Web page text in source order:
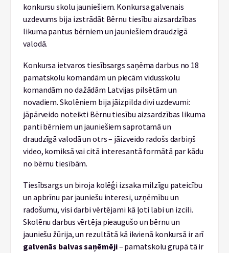
konkursu skolu jauniešiem. Konkursa galvenais
uzdevums bija izstrādāt Bērnu tiesību aizsardzības
likuma pantus bērniem un jauniešiem draudzīgā
valodā.
Konkursa ietvaros tiesībsargs saņēma darbus no 18
pamatskolu komandām un piecām vidusskolu
komandām no dažādām Latvijas pilsētām un
novadiem. Skolēniem bija jāizpilda divi uzdevumi:
jāpārveido noteikti Bērnu tiesību aizsardzības likuma
panti bērniem un jauniešiem saprotamā un
draudzīgā valodā un otrs – jāizveido radošs darbiņš
video, komiksā vai citā interesantā formātā par kādu
no bērnu tiesībām.
Tiesībsargs un biroja kolēģi izsaka milzīgu pateicību
un apbrīnu par jauniešu interesi, uzņēmību un
radošumu, visi darbi vērtējami kā ļoti labi un izcili.
Skolēnu darbus vērtēja pieaugušo un bērnu un
jauniešu žūrija, un rezultātā kā ikvienā konkursā ir arī
galvenās balvas saņēmēji– pamatskolu grupā tā ir